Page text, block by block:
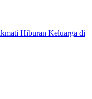
Hiburan Keluarga di